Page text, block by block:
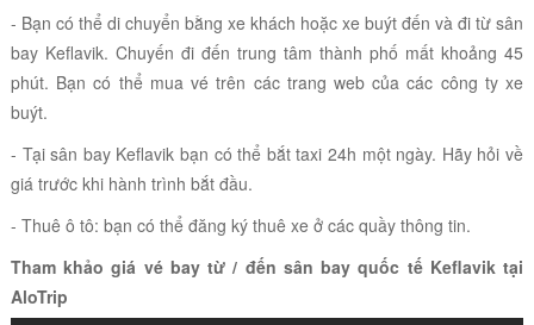
- Bạn có thể di chuyển bằng xe khách hoặc xe buýt đến và đi từ sân
bay Keflavik. Chuyến đi đến trung tâm thành phố mất khoảng 45
phút. Bạn có thể mua vé trên các trang web của các công ty xe
buýt.
- Tại sân bay Keflavik bạn có thể bắt taxi 24h một ngày. Hãy hỏi về
giá trước khi hành trình bắt đầu.
- Thuê ô tô: bạn có thể đăng ký thuê xe ở các quầy thông tin.
Tham khảo giá vé bay từ / đến sân bay quốc tế Keflavik tại
AloTrip